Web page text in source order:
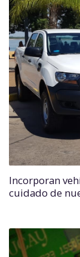
Incorporan
cuidado de